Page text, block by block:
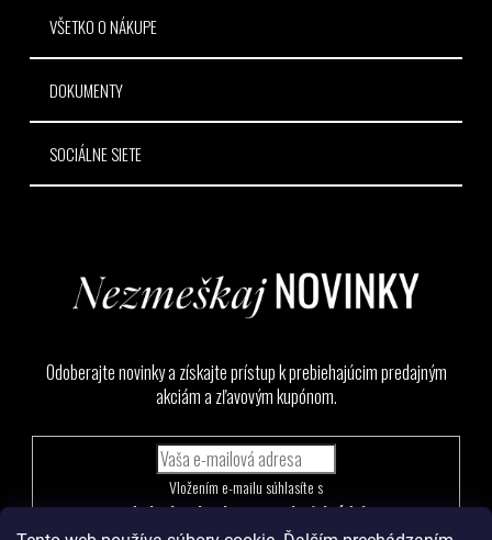
VŠETKO O NÁKUPE
DOKUMENTY
SOCIÁLNE SIETE
Odoberajte novinky a získajte prístup k prebiehajúcim predajným
akciám a zľavovým kupónom.
podmienkami ochrany osobných údajov